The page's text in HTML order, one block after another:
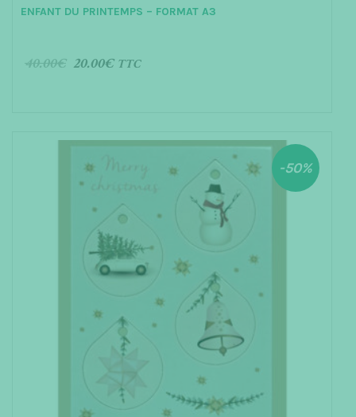
tENFANT DU PRINTEMPS – FORMAT A3
40.00€ 20.00€ TTC
-50%